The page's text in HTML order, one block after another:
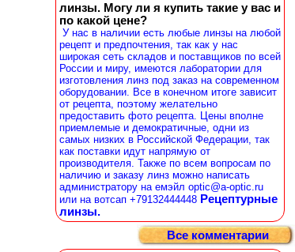
линзы. Могу ли я купить такие у вас и
по какой цене?
У нас в наличии есть любые линзы на любой
рецепт и предпочтения, так как у нас
широкая сеть складов и поставщиков по всей
России и миру, имеются лаборатории для
изготовления линз под заказ на современном
оборудовании. Все в конечном итоге зависит
от рецепта, поэтому желательно
предоставить фото рецепта. Цены вполне
приемлемые и демократичные, одни из
самых низких в Российской Федерации, так
как поставки идут напрямую от
производителя. Также по всем вопросам по
наличию и заказу линз можно написать
администратору на емэйл optic@a-optic.ru
или на вотсап +79132444448 Рецептурные
линзы.
Все комментарии